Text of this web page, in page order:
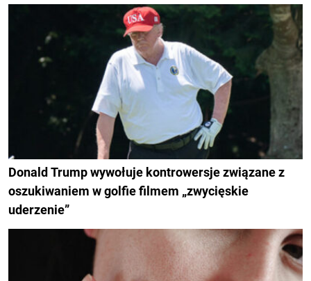
Donald Trump wywołuje kontrowersje związane z
oszukiwaniem w golfie filmem „zwycięskie
uderzenie”